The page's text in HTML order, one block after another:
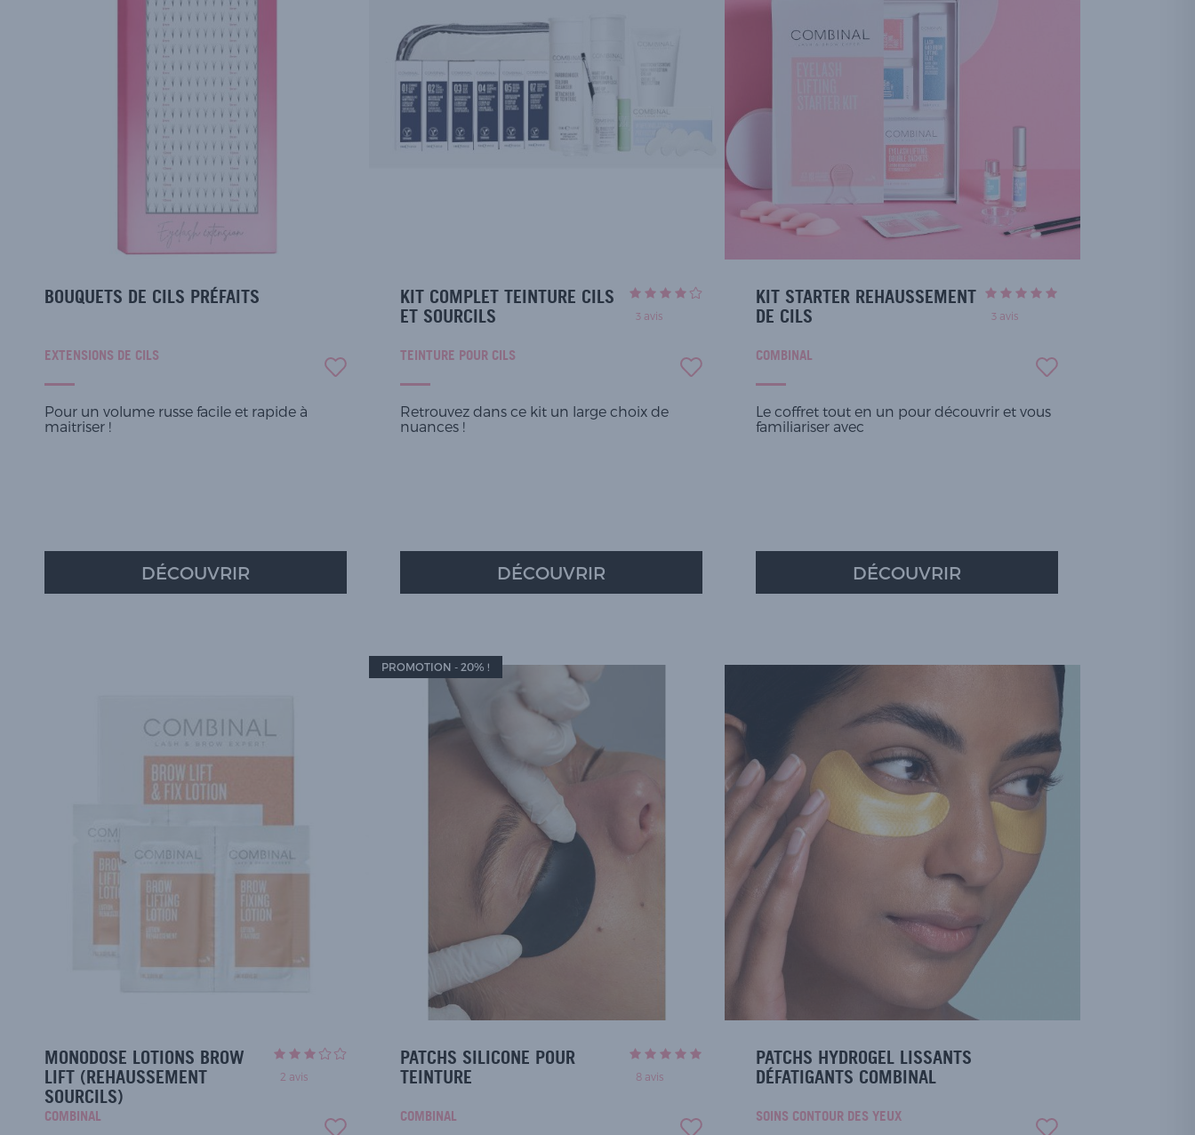
BOUQUETS DE CILS PRÉFAITS
EXTENSIONS DE CILS
Pour un volume russe facile et rapide à
maitriser !
DÉCOUVRIR
KIT COMPLET TEINTURE CILS
ET SOURCILS
3 avis
TEINTURE POUR CILS
Retrouvez dans ce kit un large choix de
nuances !
DÉCOUVRIR
KIT STARTER REHAUSSEMENT
DE CILS
3 avis
COMBINAL
Le coffret tout en un pour découvrir et vous
familiariser avec
DÉCOUVRIR
MONODOSE LOTIONS BROW
LIFT (REHAUSSEMENT
SOURCILS)
2 avis
COMBINAL
PROMOTION - 20% !
PATCHS SILICONE POUR
TEINTURE
8 avis
COMBINAL
PATCHS HYDROGEL LISSANTS
DÉFATIGANTS COMBINAL
SOINS CONTOUR DES YEUX